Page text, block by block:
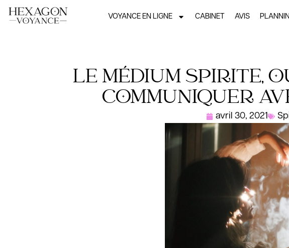
VOYANCE EN LIGNE CABINET AVIS
LE MÉDIUM SPIRITE,
COMMUNIQUER
avril 30, 2021